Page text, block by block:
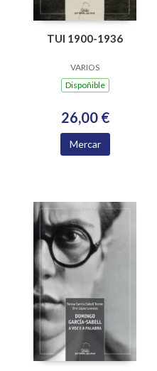
TUI 1900-1936
VARIOS
Dispoñible
26,00 €
Mercar